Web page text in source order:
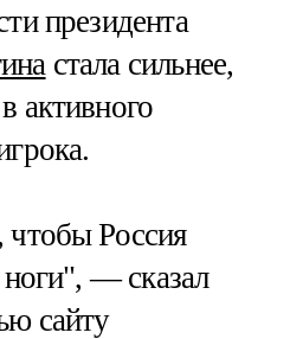
президента
стала сильнее,
активного
Россия
ноги", — сказал
сайту